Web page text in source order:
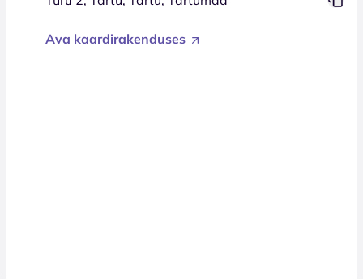
Ava kaardirakenduses